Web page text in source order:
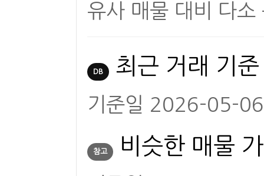
유사 매물 대비 다소
DB 최근 거래 기
기준일 2026-05-06
참고 비슷한 매물